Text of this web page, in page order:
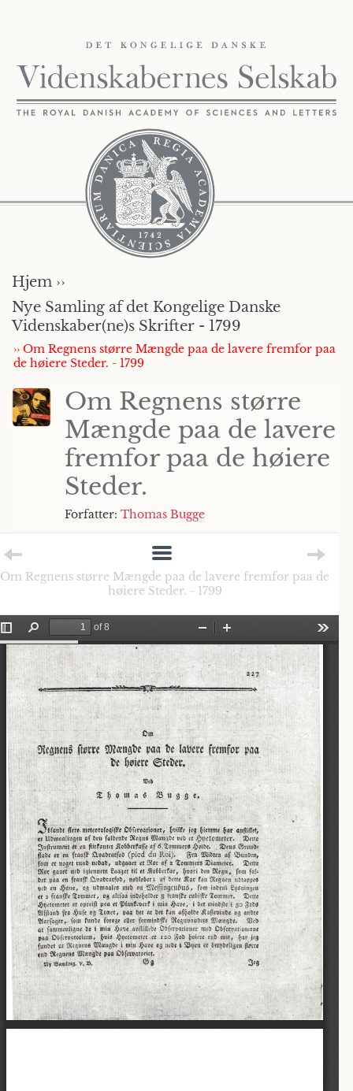
Hjem ››
Nye Samling af det Kongelige Danske
Videnskaber(ne)s Skrifter - 1799
›› Om Regnens større Mængde paa de lavere fremfor paa
de høiere Steder. - 1799
Om Regnens større
Mængde paa de lavere
fremfor paa de høiere
Steder.
Forfatter: Thomas Bugge
Om Regnens større Mængde paa de lavere fremfor paa de
høiere Steder. - 1799